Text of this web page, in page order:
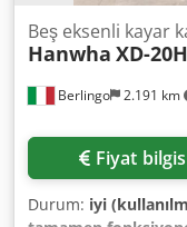
Berlingo 2.191 km
Beş eksenli kayar
Hanwha XD-20H
Fiyat
Durum: iyi